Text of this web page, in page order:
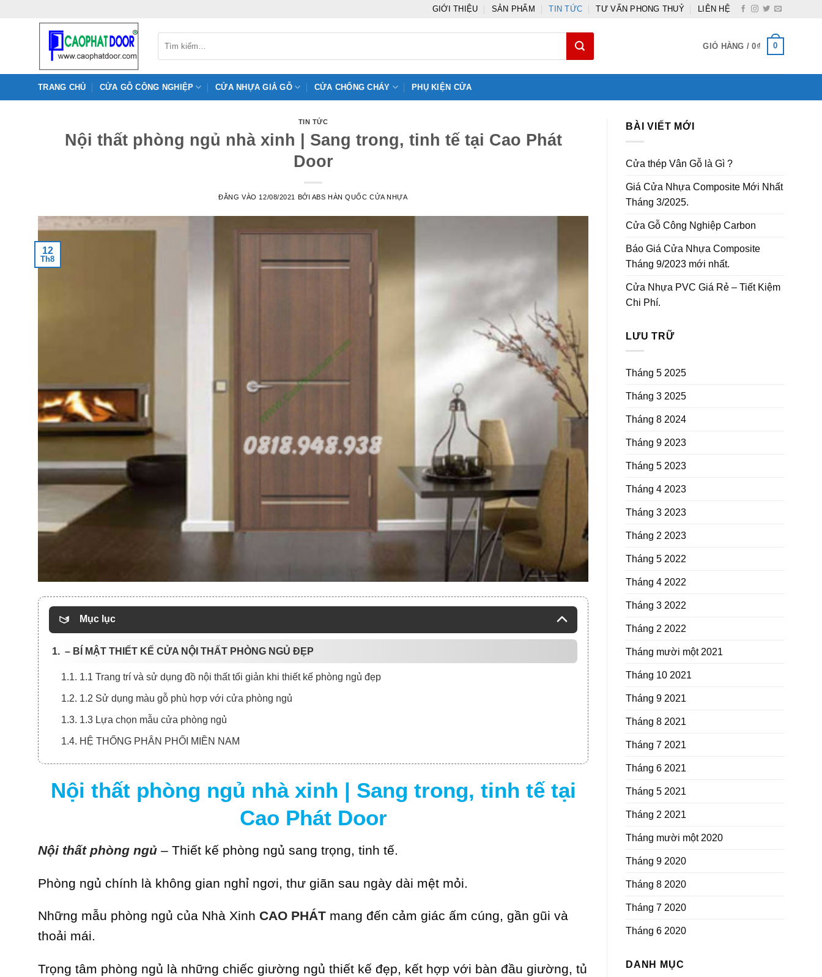
GIỚI THIỆU SẢN PHẨM TIN TỨC TƯ VẤN PHONG THUỶ LIÊN HỆ
kiếm:
GIỎ HÀNG /0₫ 0
TRANG CHỦ CỬA GỖ CÔNG NGHIỆP CỬA NHỰA GIẢ GỖ CỬA CHỐNG CHÁY PHỤ KIỆN CỬA
TIN TỨC
Nội thất phòng ngủ nhà xinh | Sang trong, tinh tế tại Cao Phát
Door
ĐĂNG VÀO 12/08/2021 BỞI ABS HÀN QUỐC CỬA NHỰA
12
Th8
Mục lục
1. – BÍ MẬT THIẾT KẾ CỬA NỘI THẤT PHÒNG NGỦ ĐẸP
1.1. 1.1 Trang trí và sử dụng đồ nội thất tối giản khi thiết kế phòng ngủ đẹp
1.2. 1.2 Sử dụng màu gỗ phù hợp với cửa phòng ngủ
1.3. 1.3 Lựa chọn mẫu cửa phòng ngủ
1.4. HỆ THỐNG PHÂN PHỐI MIỀN NAM
Nội thất phòng ngủ nhà xinh | Sang trong, tinh tế tại
Cao Phát Door
Nội thất phòng ngủ – Thiết kế phòng ngủ sang trọng, tinh tế.
Phòng ngủ chính là không gian nghỉ ngơi, thư giãn sau ngày dài mệt mỏi.
Những mẫu phòng ngủ của Nhà Xinh CAO PHÁT mang đến cảm giác ấm cúng, gần gũi và
thoải mái.
Trọng tâm phòng ngủ là những chiếc giường ngủ thiết kế đẹp, kết hợp với bàn đầu giường, tủ
BÀI VIẾT MỚI
Cửa thép Vân Gỗ là Gì ?
Giá Cửa Nhựa Composite Mới Nhất
Tháng 3/2025.
Cửa Gỗ Công Nghiệp Carbon
Báo Giá Cửa Nhựa Composite
Tháng 9/2023 mới nhất.
Cửa Nhựa PVC Giá Rẻ – Tiết Kiệm
Chi Phí.
LƯU TRỮ
Tháng 5 2025
Tháng 3 2025
Tháng 8 2024
Tháng 9 2023
Tháng 5 2023
Tháng 4 2023
Tháng 3 2023
Tháng 2 2023
Tháng 5 2022
Tháng 4 2022
Tháng 3 2022
Tháng 2 2022
Tháng mười một 2021
Tháng 10 2021
Tháng 9 2021
Tháng 8 2021
Tháng 7 2021
Tháng 6 2021
Tháng 5 2021
Tháng 2 2021
Tháng mười một 2020
Tháng 9 2020
Tháng 8 2020
Tháng 7 2020
Tháng 6 2020
DANH MỤC